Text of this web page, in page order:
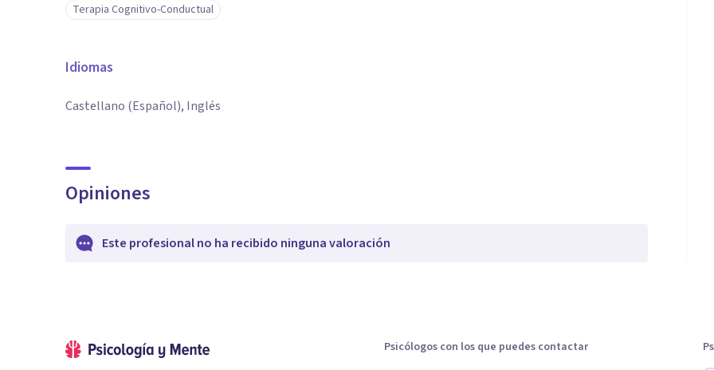
Terapia Cognitivo-Conductual
Idiomas
Castellano (Español), Inglés
Opiniones
Este profesional no ha recibido ninguna valoración
Psicólogos con los que puedes contactar